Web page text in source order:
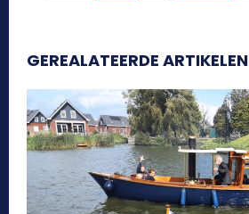
GEREALATEERDE ARTIKELEN